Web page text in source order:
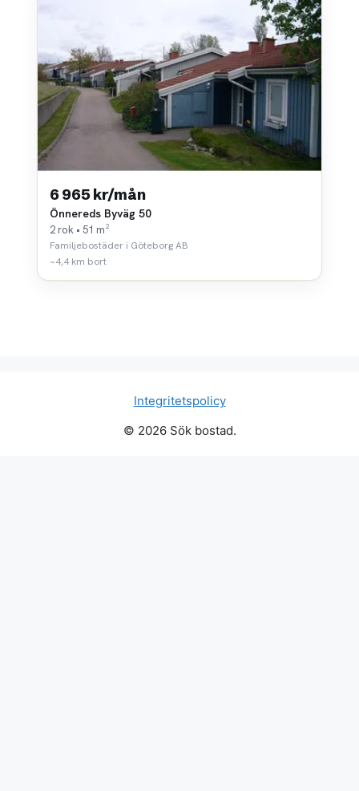
6 965 kr/mån
Önnereds Byväg 50
2 rok • 51 m²
Familjebostäder i Göteborg AB
~4,4 km bort
Integritetspolicy
© 2026 Sök bostad.